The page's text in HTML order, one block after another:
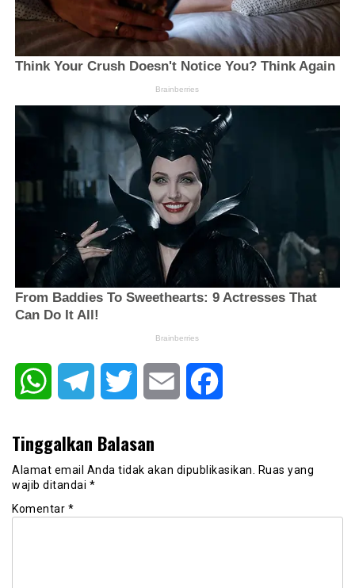
WhatsAppTelegram Twitter Email
Tinggalkan Balasan
Alamat email Anda tidak akan dipublikasikan.
Ruas yang
wajib ditandai *
Komentar *